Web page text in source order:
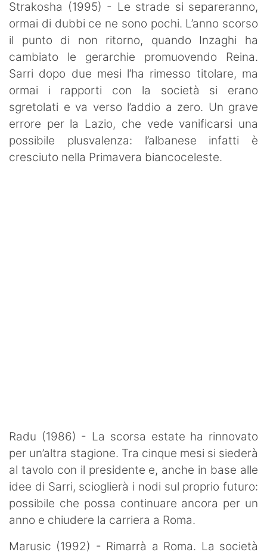
Strakosha (1995) - Le strade si separeranno,
ormai di dubbi ce ne sono pochi. L’anno scorso
il punto di non ritorno, quando Inzaghi ha
cambiato le gerarchie promuovendo Reina.
Sarri dopo due mesi l’ha rimesso titolare, ma
ormai i rapporti con la società si erano
sgretolati e va verso l’addio a zero. Un grave
errore per la Lazio, che vede vanificarsi una
possibile plusvalenza: l’albanese infatti è
cresciuto nella Primavera biancoceleste.
Radu (1986) - La scorsa estate ha rinnovato
per un’altra stagione. Tra cinque mesi si siederà
al tavolo con il presidente e, anche in base alle
idee di Sarri, scioglierà i nodi sul proprio futuro:
possibile che possa continuare ancora per un
anno e chiudere la carriera a Roma.
Marusic (1992) - Rimarrà a Roma. La società